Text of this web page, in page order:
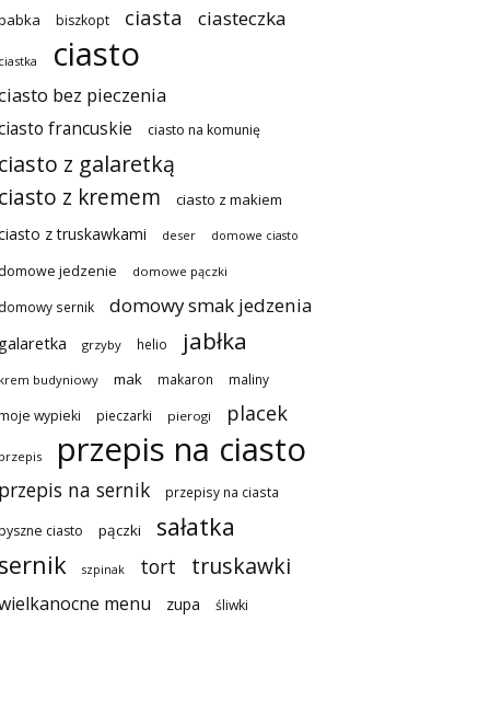
biszkopt ciasta ciasteczka
ciasto
bez pieczenia
francuskie ciasto na komunię
z galaretką
z kremem ciasto z makiem
z truskawkami deser domowe ciasto
jedzenie domowe pączki
sernik domowy smak jedzenia
grzyby helio jabłka
budyniowy mak makaron maliny
wypieki pieczarki pierogi placek
przepis na ciasto
na sernik przepisy na ciasta
ciasto pączki
sałatka
szpinak tort truskawki
menu zupa śliwki